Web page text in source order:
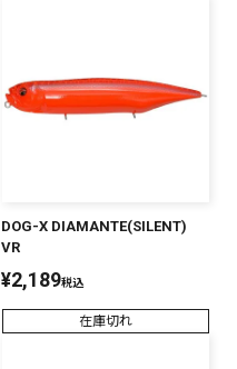
DOG-X DIAMANTE(SILENT)
VR
¥2,189税込
在庫切れ